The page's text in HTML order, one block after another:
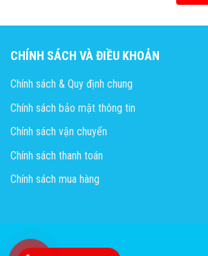
CHÍNH SÁCH VÀ ĐIỀU KHOẢN
Chính sách & Quy định chung
Chính sách bảo mật thông tin
Chính sách vận chuyển
Chính sách thanh toán
Chính sách mua hàng